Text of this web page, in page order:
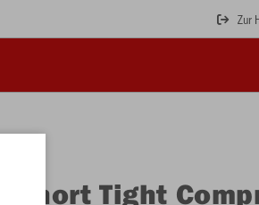
Zur
Short Tight